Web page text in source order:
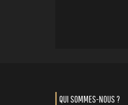
QUI SOMMES-NOUS ?